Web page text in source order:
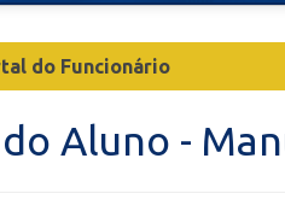
do Funcionário
Aluno -